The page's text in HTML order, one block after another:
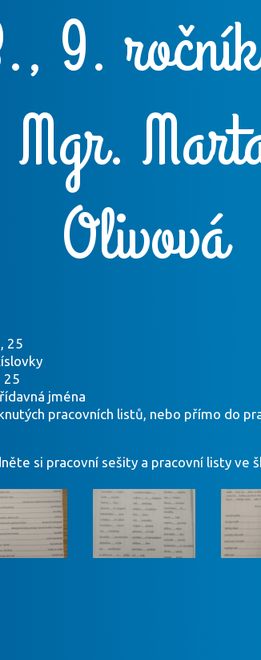
9.
Mgr.
Olivová
25
25
jména
pracovních listů, nebo přímo do
si pracovní sešity a pracovní listy ve